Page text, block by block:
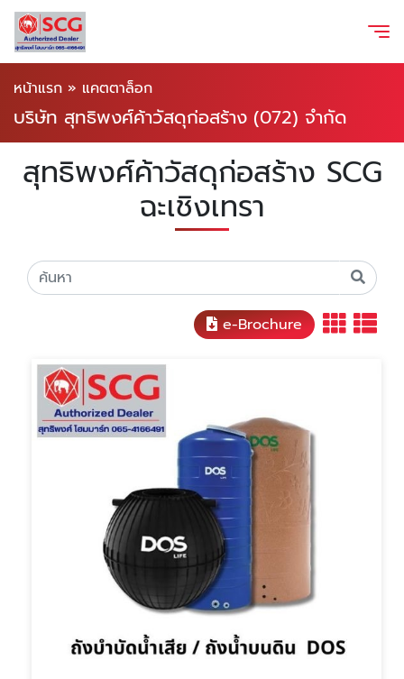
หน้าแรก » แคตตาล็อก
บริษัท สุทธิพงศ์ค้าวัสดุก่อสร้าง (072) จำกัด
สุทธิพงศ์ค้าวัสดุก่อสร้าง SCG
ฉะเชิงเทรา
e-Brochure